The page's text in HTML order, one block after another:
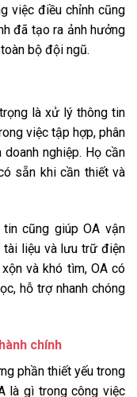
việc điều chỉnh cũng
đã tạo ra ảnh hưởng
bộ đội ngũ.
là xử lý thông tin
việc tập hợp, phân
nghiệp. Họ cần
sẵn khi cần thiết và
cũng giúp OA vận
tài liệu và lưu trữ điện
và khó tìm, OA có
hỗ trợ nhanh chóng
chính
phần thiết yếu trong
là gì trong công việc